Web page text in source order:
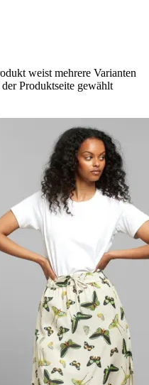
weist mehrere Varianten
Produktseite gewählt